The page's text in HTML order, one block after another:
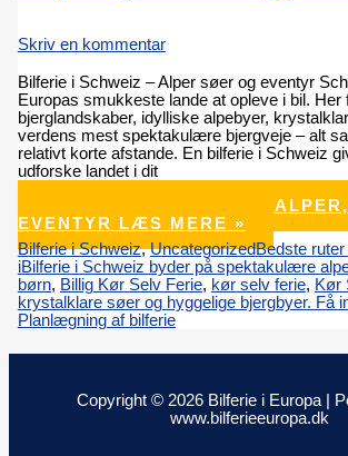
Skriv en kommentar
Bilferie i Schweiz – Alper søer og eventyr
Europas smukkeste lande at opleve i bil. Her
bjerglandskaber, idylliske alpebyer,
verdens mest spektakulære bjergveje – alt
relativt korte afstande. En bilferie i Schweiz
udforske landet i dit
BILFERIE I SCHWEIZ –
EVENTYR
LÆS MERE »
Bilferie i Schweiz,UncategorizedBedste ruter
iBilferie i Schweiz byder på spektakulære
børn, Billig Kør Selv Ferie, kør selv ferie, Kør
krystalklare søer og hyggelige bjergbyer. Få
Planlægning af bilferie
Copyright © 2026 Bilferie i Europa |
www.bilferieeuropa.dk